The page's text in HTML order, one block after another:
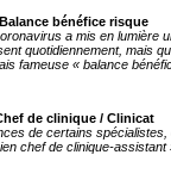
Balance bénéfice risque
a mis en lumière
quotidiennement, mais
fameuse « balance
de clinique / Clinicat
de certains
chef de clinique-assistant